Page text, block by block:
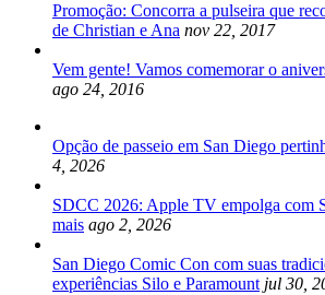
Promoção: Concorra a pulseira que
de Christian e Ana nov 22, 2017
Vem gente! Vamos comemorar o
ago 24, 2016
Opção de passeio em San Diego
4, 2026
SDCC 2026: Apple TV empolga com
mais ago 2, 2026
San Diego Comic Con com suas
experiências Silo e Paramount jul 30,